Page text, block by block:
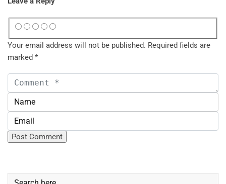
Your email address will not be published. Required fields are
marked *